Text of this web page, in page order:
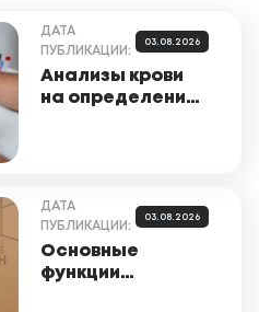
ДАТА
ПУБЛИКАЦИИ:
03.08.2026
Анализы крови
на определение
ДАТА
ПУБЛИКАЦИИ:
03.08.2026
Основные
функции